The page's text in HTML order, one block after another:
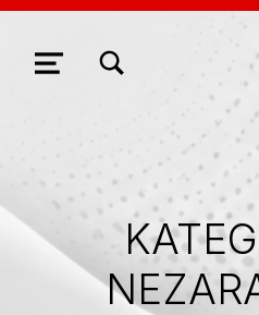
NAVIGÁCIA
ZOBRAZIŤ/SKRYŤ MODÁLNE OKNO FORMULÁRA